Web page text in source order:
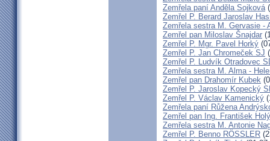
Zemřela paní Anděla Sojková
Zemřel P. Berard Jaroslav
Zemřela sestra M. Gervasie -
Zemřel pan Miloslav Šnajdar
Zemřel P. Mgr. Pavel Horký
Zemřel P. Jan Chromeček SJ
Zemřel P. Ludvík Otradovec
Zemřela sestra M. Alma -
Zemřel pan Drahomír Kubek
Zemřel P. Jaroslav Kopecký
Zemřel P. Václav Kamenický
Zemřela paní Růžena
Zemřel pan Ing. František
Zemřela sestra M. Antonie
Zemřel P. Benno RÖSSLER